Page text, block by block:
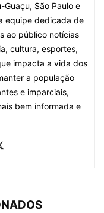
São Paulo e
equipe dedicada de
ao público notícias
cultura, esportes,
impacta a vida dos
a população
e imparciais,
bem informada e